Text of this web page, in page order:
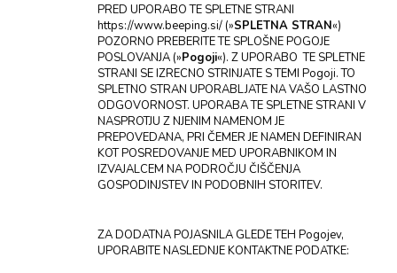
PRED UPORABO TE SPLETNE STRANI
https://www.beeping.si/ (»SPLETNA STRAN«)
POZORNO PREBERITE TE SPLOŠNE POGOJE
POSLOVANJA (»Pogoji«). Z UPORABO TE SPLETNE
STRANI SE IZRECNO STRINJATE S TEMI Pogoji. TO
SPLETNO STRAN UPORABLJATE NA VAŠO LASTNO
ODGOVORNOST. UPORABA TE SPLETNE STRANI V
NASPROTJU Z NJENIM NAMENOM JE
PREPOVEDANA, PRI ČEMER JE NAMEN DEFINIRAN
KOT POSREDOVANJE MED UPORABNIKOM IN
IZVAJALCEM NA PODROČJU ČIŠČENJA
GOSPODINJSTEV IN PODOBNIH STORITEV.
ZA DODATNA POJASNILA GLEDE TEH Pogojev,
UPORABITE NASLEDNJE KONTAKTNE PODATKE: